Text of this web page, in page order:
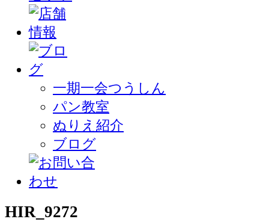
一期一会つうしん
パン教室
ぬりえ紹介
ブログ
HIR_9272